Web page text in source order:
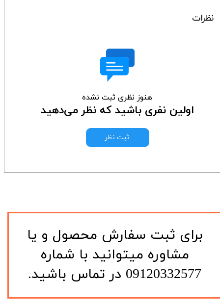
نظرات
هنوز نظری ثبت نشده
اولین نفری باشید که نظر می‌دهید
ثبت نظر
​برای ثبت سفارش محصول و یا
مشاوره میتوانید با شماره
09120332577 در تماس باشید.